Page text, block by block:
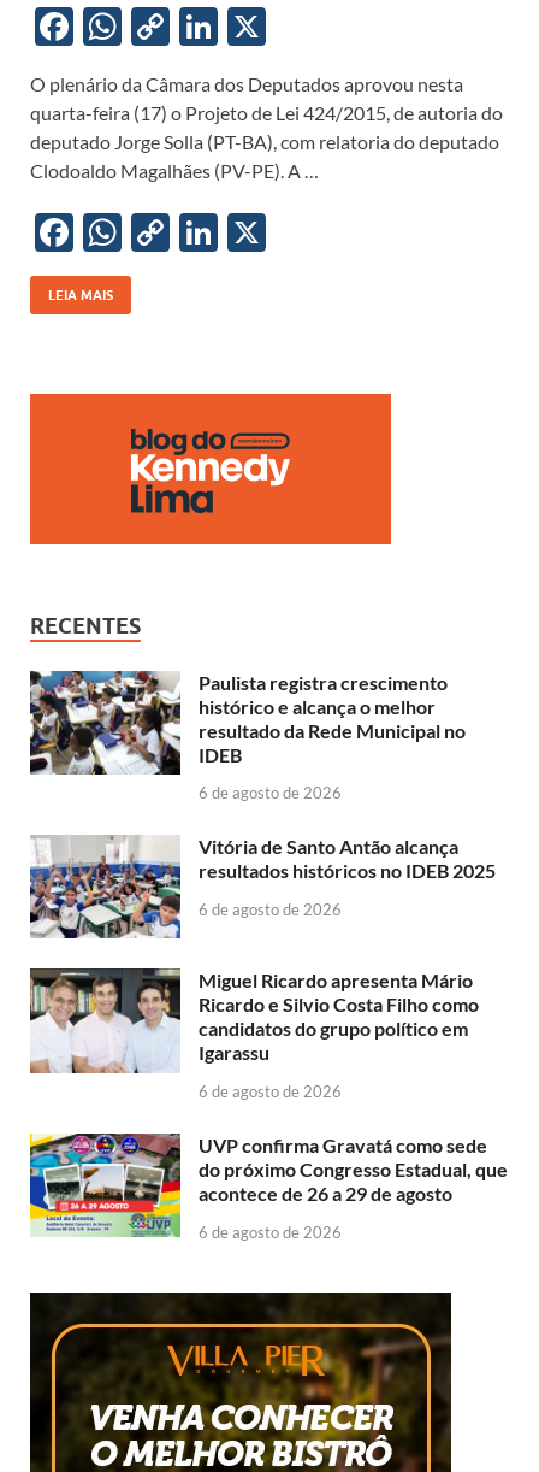
F
e
b
o
o
k
W
at
s
A
p
p
C
p
y
Li
n
k
Li
k
e
dI
n
O plenário da Câmara dos Deputados aprovou nesta
quarta-feira (17) o Projeto de Lei 424/2015, de autoria do
deputado Jorge Solla (PT-BA), com relatoria do deputado
Clodoaldo Magalhães (PV-PE). A …
F
ac
e
o
W
h
at
A
p
p
C
Li
n
k
Li
dI
n
LEIA MAIS
RECENTES
Paulista registra crescimento
histórico e alcança o melhor
resultado da Rede Municipal no
IDEB
6 de agosto de 2026
Vitória de Santo Antão alcança
resultados históricos no IDEB 2025
6 de agosto de 2026
Miguel Ricardo apresenta Mário
Ricardo e Silvio Costa Filho como
candidatos do grupo político em
Igarassu
6 de agosto de 2026
UVP confirma Gravatá como sede
do próximo Congresso Estadual, que
acontece de 26 a 29 de agosto
6 de agosto de 2026